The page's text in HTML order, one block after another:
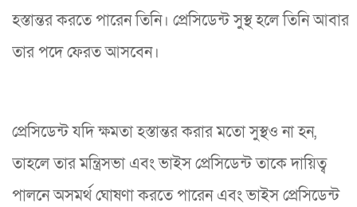
হস্তান্তর করতে পারেন তিনি। প্রেসিডেন্ট সুস্থ হলে তিনি আবার
তার পদে ফেরত আসবেন।
প্রেসিডেন্ট যদি ক্ষমতা হস্তান্তর করার মতো সুস্থও না হন,
তাহলে তার মন্ত্রিসভা এবং ভাইস প্রেসিডেন্ট তাকে দায়িত্ব
পালনে অসমর্থ ঘোষণা করতে পারেন এবং ভাইস প্রেসিডেন্ট